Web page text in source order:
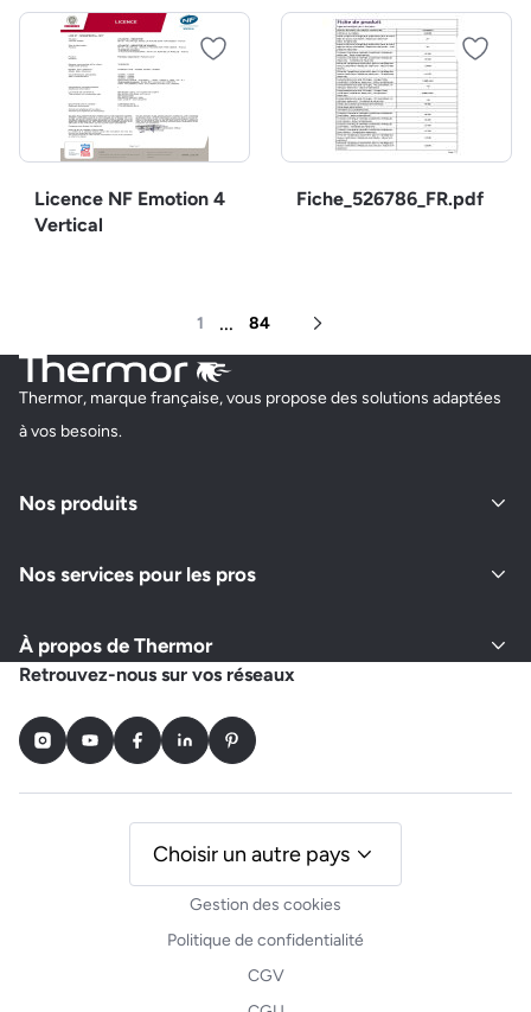
Licence NF Emotion 4
Vertical
Fiche_526786_FR.pdf
1 ... 84
Page suivante
Thermor, marque française, vous propose des solutions adaptées
à vos besoins.
Nos produits
Nos services pour les pros
À propos de Thermor
Retrouvez-nous sur vos réseaux
InstagramYoutubeFacebookLinkedInPinterest
Gestion des cookies
Politique de confidentialité
CGV
Choisir un autre pays